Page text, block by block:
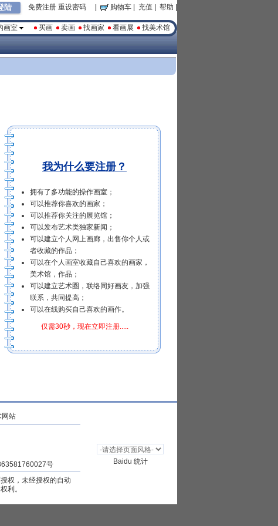
免费注册 重设密码 购物车 充值 帮助
买画 卖画 找画家 看画展 找美术馆
画室
我为什么要注册？
拥有了多功能的操作画室；
可以推荐你喜欢的画家；
可以推荐你关注的展览馆；
可以发布艺术类独家新闻；
可以建立个人网上画廊，出售你个人或
者收藏的作品；
可以在个人画室收藏自己喜欢的画家，
美术馆，作品；
可以建立艺术圈，联络同好画友，加强
联系，共同提高；
可以在线购买自己喜欢的画作。
仅需30秒，现在立即注册.....
网站
号
权，未经授权的自动
利。
Baidu 统计